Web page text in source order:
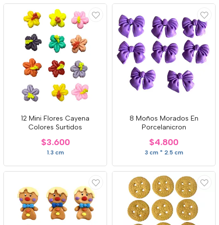
12 Mini Flores Cayena
Colores Surtidos
$3.600
1.3 cm
8 Moños Morados En
Porcelanicron
$4.800
3 cm * 2.5 cm